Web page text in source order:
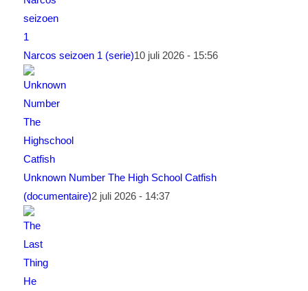
Narcos seizoen 1 (serie)10 juli 2026 - 15:56
Unknown Number The High School Catfish
(documentaire)2 juli 2026 - 14:37